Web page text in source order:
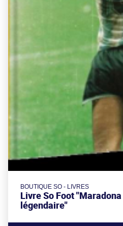
BOUTIQUE SO - LIVRES
Livre So Foot
légendaire"